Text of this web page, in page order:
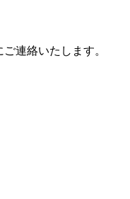
連絡いたします。